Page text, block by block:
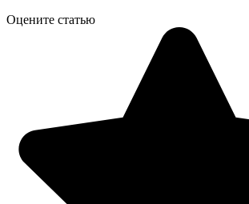
Оцените статью